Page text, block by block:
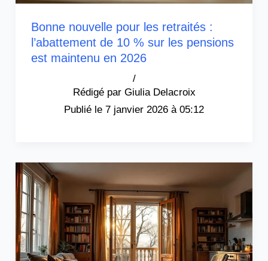
Bonne nouvelle pour les retraités :
l’abattement de 10 % sur les pensions
est maintenu en 2026
Giulia Delacroix
/
7 janvier 2026 à 05:12